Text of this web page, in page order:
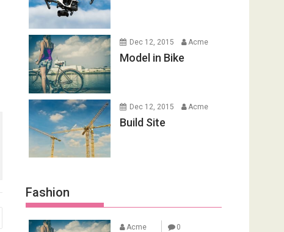
Dec 12, 2015 Acme
Model in Bike
Dec 12, 2015 Acme
Build Site
Fashion
Acme 0